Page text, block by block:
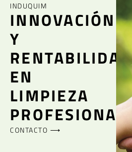
INDUQUIM
INNOVACIÓN
Y
RENTABILIDAD
EN
LIMPIEZA
PROFESIONAL
CONTACTO ⟶